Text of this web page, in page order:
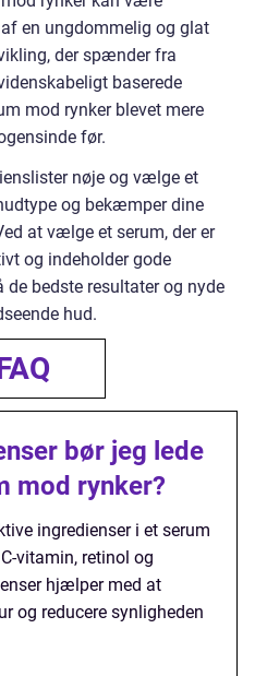
en ungdommelig og glat
der spænder fra
baserede
mod rynker blevet mere
før.
nøje og vælge et
og bekæmper dine
at vælge et serum, der er
og indeholder gode
de bedste resultater og nyde
hud.
bør jeg lede
mod rynker?
ingredienser i et serum
vitamin, retinol og
hjælper med at
og reducere synligheden